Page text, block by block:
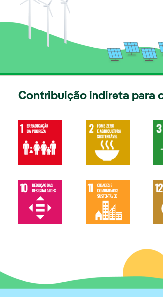
Contribuição indireta para